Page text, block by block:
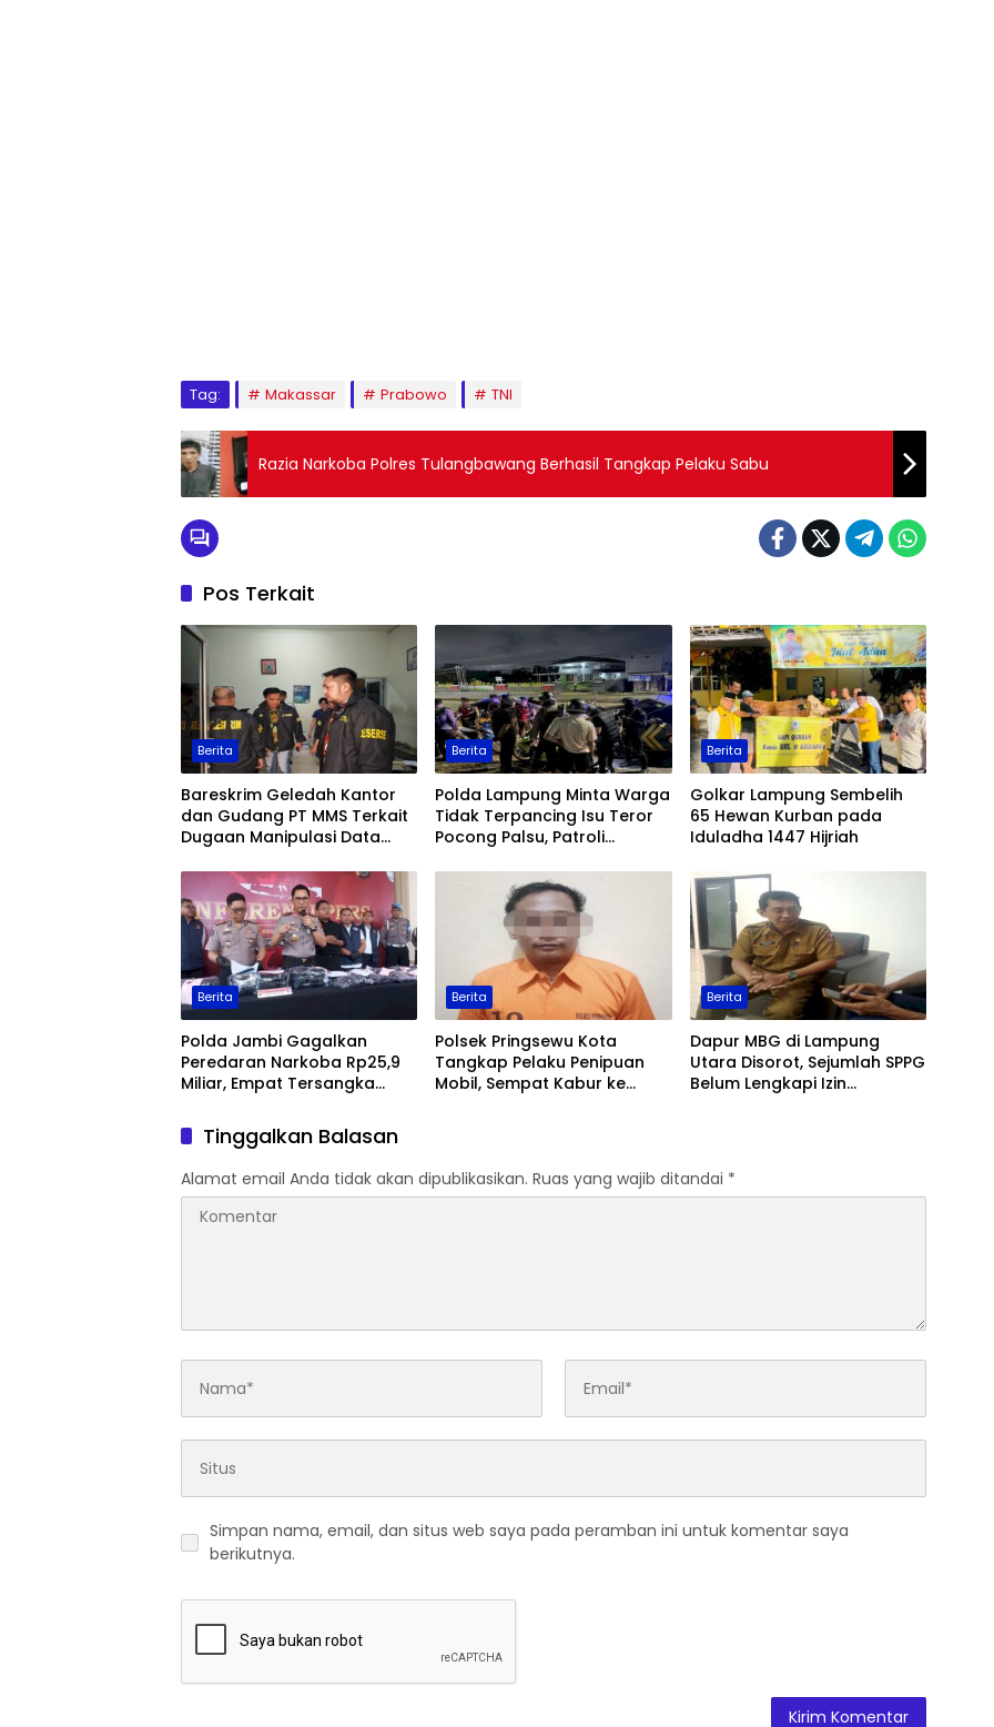
Tag: Makassar Prabowo TNI
Razia Narkoba Polres Tulangbawang Berhasil Tangkap Pelaku Sabu
Pos Terkait
Berita
Bareskrim Geledah Kantor
dan Gudang PT MMS Terkait
Dugaan Manipulasi Data
Berita
Polda Lampung Minta Warga
Tidak Terpancing Isu Teror
Pocong Palsu, Patroli
Berita
Golkar Lampung Sembelih
65 Hewan Kurban pada
Iduladha 1447 Hijriah
Berita
Polda Jambi Gagalkan
Peredaran Narkoba Rp25,9
Miliar, Empat Tersangka
Berita
Polsek Pringsewu Kota
Tangkap Pelaku Penipuan
Mobil, Sempat Kabur ke
Berita
Dapur MBG di Lampung
Utara Disorot, Sejumlah SPPG
Belum Lengkapi Izin
Tinggalkan Balasan
Alamat email Anda tidak akan dipublikasikan. Ruas yang wajib ditandai *
Simpan nama, email, dan situs web saya pada peramban ini untuk komentar saya
berikutnya.